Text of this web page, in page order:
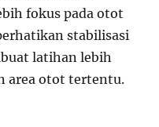
fokus pada otot
stabilisasi
latihan lebih
area otot tertentu.